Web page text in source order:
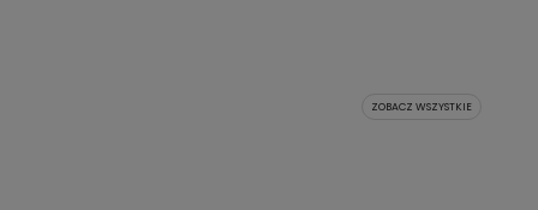
ZOBACZ WSZYSTKIE